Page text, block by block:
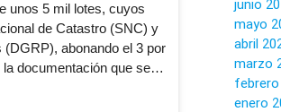
unos 5 mil lotes, cuyos
de Catastro (SNC) y
abonando el 3 por
la documentación que se…
junio
mayo
abril
marzo
enero